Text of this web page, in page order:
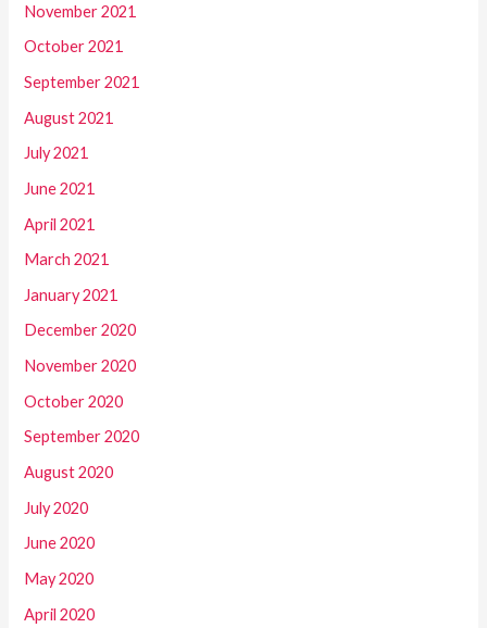
November 2021
October 2021
September 2021
August 2021
July 2021
June 2021
April 2021
March 2021
January 2021
December 2020
November 2020
October 2020
September 2020
August 2020
July 2020
June 2020
May 2020
April 2020